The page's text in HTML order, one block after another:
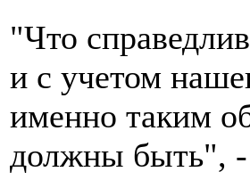
"Что
и с учетом
именно таким
должны быть", -